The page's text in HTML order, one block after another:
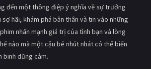
đến một thông điệp ý nghĩa về sự trưởng
hãi, khám phá bản thân và tin vào những
nhấn mạnh giá trị của tình bạn và lòng
nào mà một cậu bé nhút nhát có thể biến
binh dũng cảm.